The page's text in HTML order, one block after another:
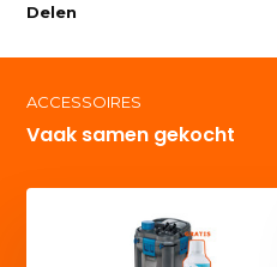
Delen
ACCESSOIRES
Vaak samen gekocht